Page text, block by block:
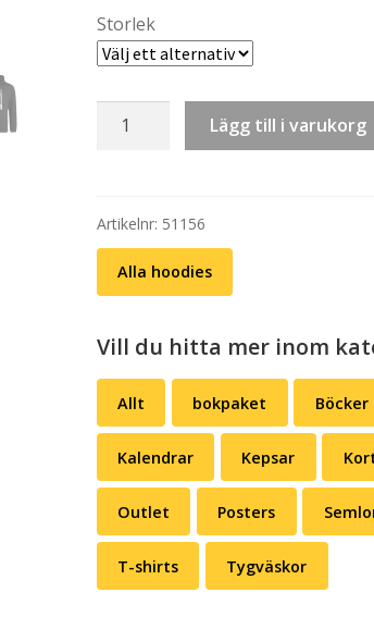
Storlek
Hoodie:
dem,
dom
mängd
Lägg till i varukorg
Artikelnr: 51156
Alla hoodies
Vill du hitta mer inom
Allt bokpaket Böcker
Kalendrar Kepsar
Outlet Posters
T-shirts Tygväskor